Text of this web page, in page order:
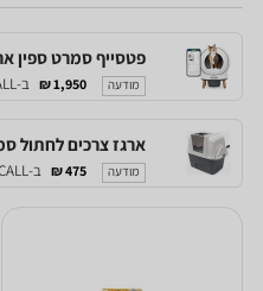
מודעה 1,950 ₪ ב-PETCALL
מודעה 475 ₪ ב-PETCALL